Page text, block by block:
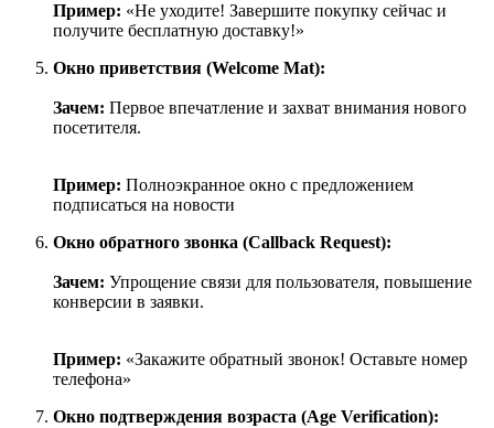
Пример: «Не уходите! Завершите покупку сейчас и
получите бесплатную доставку!»
Окно приветствия (Welcome Mat):
Зачем: Первое впечатление и захват внимания нового
посетителя.
Пример: Полноэкранное окно с предложением
подписаться на новости
Окно обратного звонка (Callback Request):
Зачем: Упрощение связи для пользователя, повышение
конверсии в заявки.
Пример: «Закажите обратный звонок! Оставьте номер
телефона»
Окно подтверждения возраста (Age Verification):